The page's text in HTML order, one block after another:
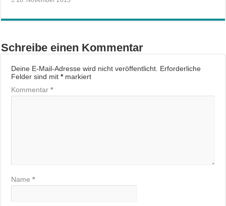
Schreibe einen Kommentar
Deine E-Mail-Adresse wird nicht veröffentlicht. Erforderliche
Felder sind mit*markiert
Kommentar*
Name*